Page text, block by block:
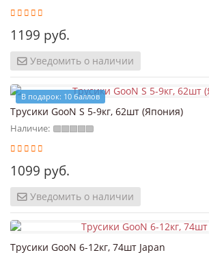
1199 руб.
Уведомить о наличии
В подарок: 10 баллов
Трусики GooN S 5-9кг, 62шт (Япония)
Наличие:
1099 руб.
Уведомить о наличии
Трусики GooN 6-12кг, 74шт Japan